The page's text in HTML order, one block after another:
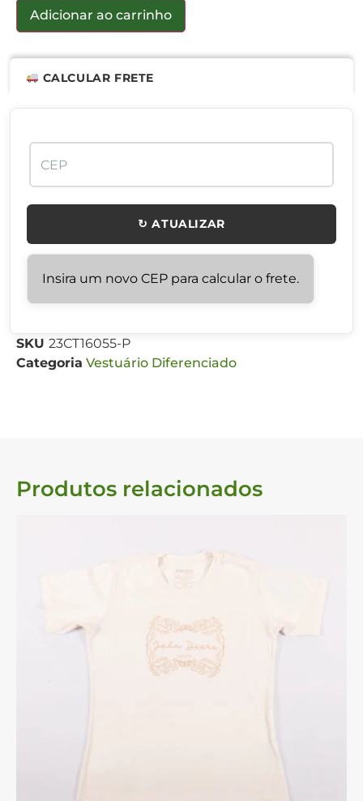
Adicionar ao carrinho
CALCULAR FRETE
↻ ATUALIZAR
Insira um novo CEP para calcular o frete.
SKU 23CT16055-P
Categoria Vestuário Diferenciado
Produtos relacionados